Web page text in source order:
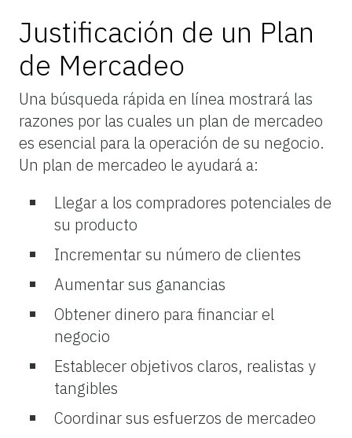
Justificación de un Plan
de Mercadeo
Una búsqueda rápida en línea mostrará las
razones por las cuales un plan de mercadeo
es esencial para la operación de su negocio.
Un plan de mercadeo le ayudaráa:
Llegar a los compradores potenciales de
su producto
Incrementarsu número de clientes
Aumentar sus ganancias
Obtener dinero para financiar el
negocio
Establecer objetivos claros, realistas y
tangibles
Coordinarsus esfuerzos de mercadeo